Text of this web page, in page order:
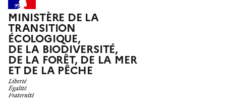
MINISTÈRE DE LA
TRANSITION
ÉCOLOGIQUE,
DE LA BIODIVERSITÉ,
DE LA FORÊT, DE LA MER
ET DE LA PÊCHE